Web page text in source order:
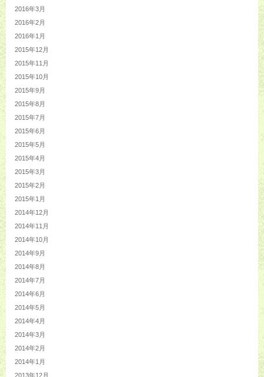
2016年3月
2016年2月
2016年1月
2015年12月
2015年11月
2015年10月
2015年9月
2015年8月
2015年7月
2015年6月
2015年5月
2015年4月
2015年3月
2015年2月
2015年1月
2014年12月
2014年11月
2014年10月
2014年9月
2014年8月
2014年7月
2014年6月
2014年5月
2014年4月
2014年3月
2014年2月
2014年1月
2013年12月